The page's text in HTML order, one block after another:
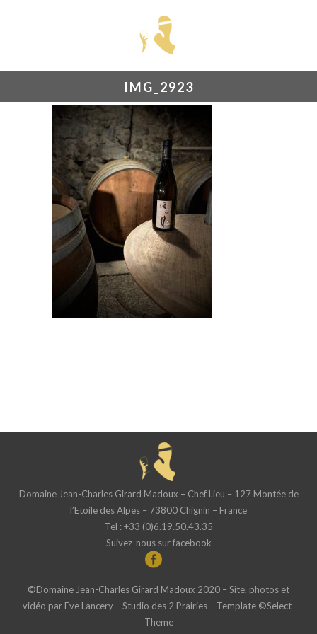
IMG_2923
Domaine Jean-Charles Girard Madoux – Chef Lieu – 127 Montée de
l’Etoile des Alpes – 73800 Chignin – France
Tel : +33 (0)6.19.50.43.35
Suivez-nous sur facebook
©Domaine Jean-Charles Girard Madoux 2020 – Site, photos et
vidéo par Eve Lancery – Studio des 2 Prairies– Template ©Select-
Theme